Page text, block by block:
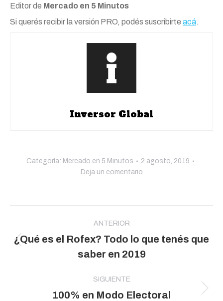
Editor de Mercado en 5 Minutos
Si querés recibir la versión PRO, podés suscribirte acá.
Inversor Global
Categoría: Mercado en 5 Minutos
2 agosto, 2019
Deja un comentario
publicaciones
ANTERIOR
Publicación
anterior:
¿Qué es el Rofex? Todo lo que tenés que
saber en 2019
SIGUIENTE
Publicación
100% en Modo Electoral